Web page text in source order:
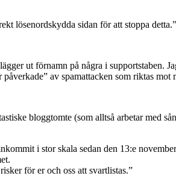
lösenordskydda sidan för att stoppa detta.”
ut förnamn på några i supportstaben.
av spamattacken som riktas mot
bloggtomte (som alltså arbetar med
i stor skala sedan den 13:e
för er och oss att svartlistas.”